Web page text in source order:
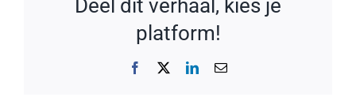
Deel dit verhaal, kies je
platform!
Facebook LinkedIn
E-